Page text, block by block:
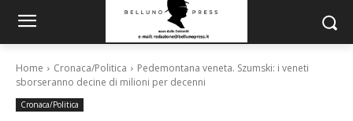
Home Cronaca/Politica
Pedemontana veneta. Szumski: i veneti
sborseranno decine di milioni per decenni
Cronaca/Politica